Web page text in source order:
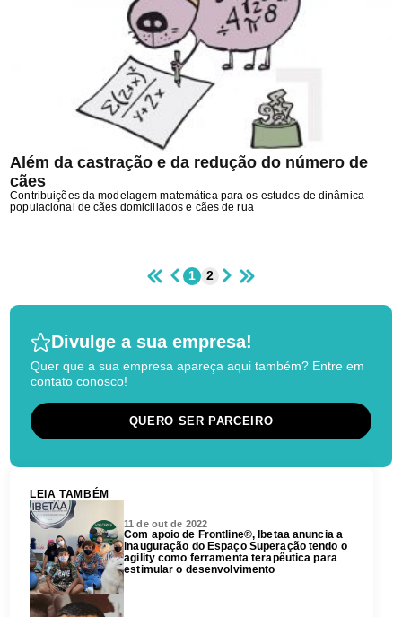
Além da castração e da redução do número de
cães
Contribuições da modelagem matemática para os estudos de dinâmica
populacional de cães domiciliados e cães de rua
1 2
Divulge a sua empresa!
Quer que a sua empresa apareça aqui também? Entre em
contato conosco!
QUERO SER PARCEIRO
LEIA TAMBÉM
11 de out de 2022
Com apoio de Frontline®, Ibetaa anuncia a
inauguração do Espaço Superação tendo o
agility como ferramenta terapêutica para
estimular o desenvolvimento